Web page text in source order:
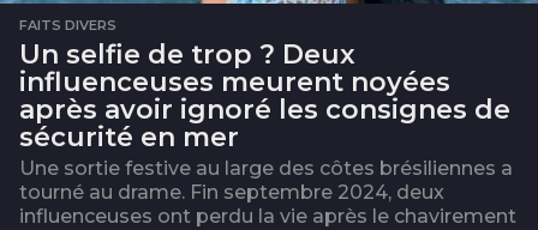
FAITS DIVERS
Un selfie de trop ? Deux
influenceuses meurent noyées
après avoir ignoré les consignes de
sécurité en mer
Une sortie festive au large des côtes brésiliennes a
tourné au drame. Fin septembre 2024, deux
influenceuses ont perdu la vie après le chavirement